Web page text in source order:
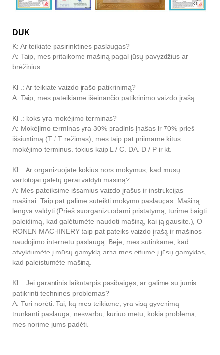
DUK
K: Ar teikiate pasirinktines paslaugas?
A: Taip, mes pritaikome mašiną pagal jūsų pavyzdžius ar
brėžinius.
Kl .: Ar teikiate vaizdo įrašo patikrinimą?
A: Taip, mes pateikiame išeinančio patikrinimo vaizdo įrašą.
Kl .: koks yra mokėjimo terminas?
A: Mokėjimo terminas yra 30% pradinis įnašas ir 70% prieš
išsiuntimą (T / T režimas), mes taip pat priimame kitus
mokėjimo terminus, tokius kaip L / C, DA, D / P ir kt.
Kl .: Ar organizuojate kokius nors mokymus, kad mūsų
vartotojai galėtų gerai valdyti mašiną?
A: Mes pateiksime išsamius vaizdo įrašus ir instrukcijas
mašinai. Taip pat galime suteikti mokymo paslaugas. Mašiną
lengva valdyti (Prieš suorganizuodami pristatymą, turime baigti
paleidimą, kad galėtumėte naudoti mašiną, kai ją gausite.), O
RONEN MACHINERY taip pat pateiks vaizdo įrašą ir mašinos
naudojimo internetu paslaugą. Beje, mes sutinkame, kad
atvyktumėte į mūsų gamyklą arba mes eitume į jūsų gamyklas,
kad paleistumėte mašiną.
Kl .: Jei garantinis laikotarpis pasibaigęs, ar galime su jumis
patikrinti technines problemas?
A: Turi norėti. Tai, ką mes teikiame, yra visą gyvenimą
trunkanti paslauga, nesvarbu, kuriuo metu, kokia problema,
mes norime jums padėti.